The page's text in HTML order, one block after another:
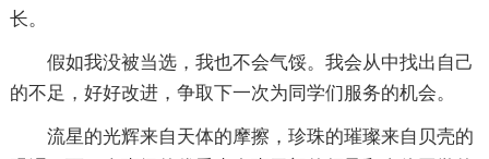
长。
假如我没被当选，我也不会气馁。我会从中找出自己
的不足，好好改进，争取下一次为同学们服务的机会。
流星的光辉来自天体的摩擦，珍珠的璀璨来自贝壳的